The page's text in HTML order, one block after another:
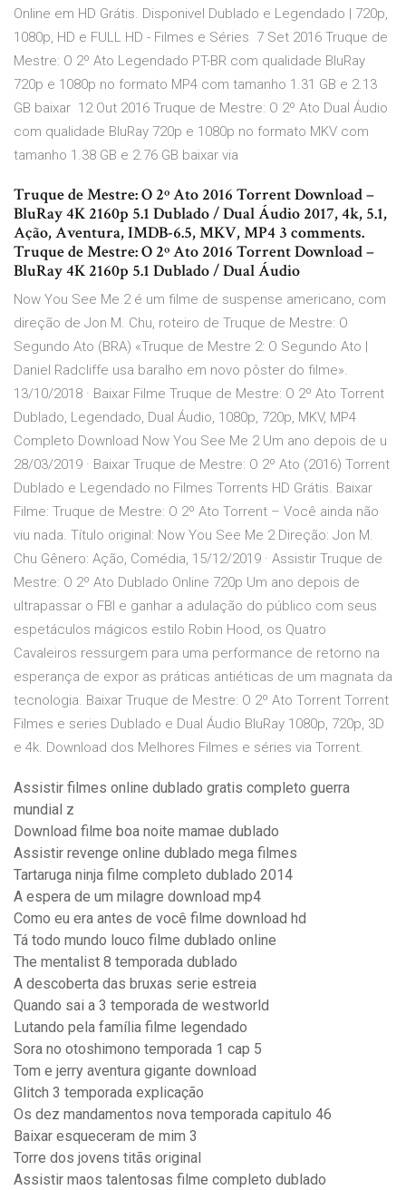
Online em HD Grátis. Disponivel Dublado e Legendado | 720p,
1080p, HD e FULL HD - Filmes e Séries 7 Set 2016 Truque de
Mestre: O 2º Ato Legendado PT-BR com qualidade BluRay
720p e 1080p no formato MP4 com tamanho 1.31 GB e 2.13
GB baixar 12 Out 2016 Truque de Mestre: O 2º Ato Dual Áudio
com qualidade BluRay 720p e 1080p no formato MKV com
tamanho 1.38 GB e 2.76 GB baixar via
Truque de Mestre: O 2º Ato 2016 Torrent Download –
BluRay 4K 2160p 5.1 Dublado / Dual Áudio 2017, 4k, 5.1,
Ação, Aventura, IMDB-6.5, MKV, MP4 3 comments.
Truque de Mestre: O 2º Ato 2016 Torrent Download –
BluRay 4K 2160p 5.1 Dublado / Dual Áudio
Now You See Me 2 é um filme de suspense americano, com
direção de Jon M. Chu, roteiro de Truque de Mestre: O
Segundo Ato (BRA) «Truque de Mestre 2: O Segundo Ato |
Daniel Radcliffe usa baralho em novo pôster do filme».
13/10/2018 · Baixar Filme Truque de Mestre: O 2º Ato Torrent
Dublado, Legendado, Dual Áudio, 1080p, 720p, MKV, MP4
Completo Download Now You See Me 2 Um ano depois de u
28/03/2019 · Baixar Truque de Mestre: O 2º Ato (2016) Torrent
Dublado e Legendado no Filmes Torrents HD Grátis. Baixar
Filme: Truque de Mestre: O 2º Ato Torrent – Você ainda não
viu nada. Título original: Now You See Me 2 Direção: Jon M.
Chu Gênero: Ação, Comédia, 15/12/2019 · Assistir Truque de
Mestre: O 2º Ato Dublado Online 720p Um ano depois de
ultrapassar o FBI e ganhar a adulação do público com seus
espetáculos mágicos estilo Robin Hood, os Quatro
Cavaleiros ressurgem para uma performance de retorno na
esperança de expor as práticas antiéticas de um magnata da
tecnologia. Baixar Truque de Mestre: O 2º Ato Torrent Torrent
Filmes e series Dublado e Dual Áudio BluRay 1080p, 720p, 3D
e 4k. Download dos Melhores Filmes e séries via Torrent.
Assistir filmes online dublado gratis completo guerra
mundial z
Download filme boa noite mamae dublado
Assistir revenge online dublado mega filmes
Tartaruga ninja filme completo dublado 2014
A espera de um milagre download mp4
Como eu era antes de você filme download hd
Tá todo mundo louco filme dublado online
The mentalist 8 temporada dublado
A descoberta das bruxas serie estreia
Quando sai a 3 temporada de westworld
Lutando pela família filme legendado
Sora no otoshimono temporada 1 cap 5
Tom e jerry aventura gigante download
Glitch 3 temporada explicação
Os dez mandamentos nova temporada capitulo 46
Baixar esqueceram de mim 3
Torre dos jovens titãs original
Assistir maos talentosas filme completo dublado